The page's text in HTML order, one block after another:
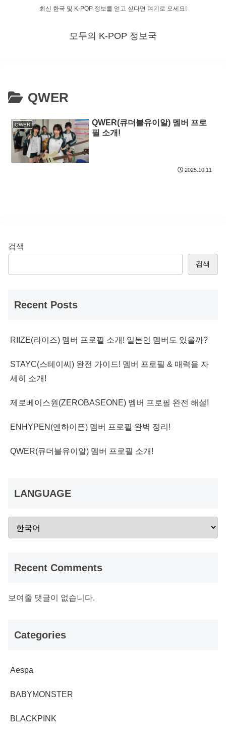
최신 한국 및 K-POP 정보를 얻고 싶다면 여기로 오세요!
모두의 K-POP 정보국
QWER
QWER
QWER(큐더블유이알) 멤버 프로
필 소개!
2025.10.11
검색
검색
Recent Posts
RIIZE(라이즈) 멤버 프로필 소개! 일본인 멤버도 있을까?
STAYC(스테이씨) 완전 가이드! 멤버 프로필 & 매력을 자
세히 소개!
제로베이스원(ZEROBASEONE) 멤버 프로필 완전 해설!
ENHYPEN(엔하이픈) 멤버 프로필 완벽 정리!
QWER(큐더블유이알) 멤버 프로필 소개!
LANGUAGE
Recent Comments
보여줄 댓글이 없습니다.
Categories
Aespa
BABYMONSTER
BLACKPINK